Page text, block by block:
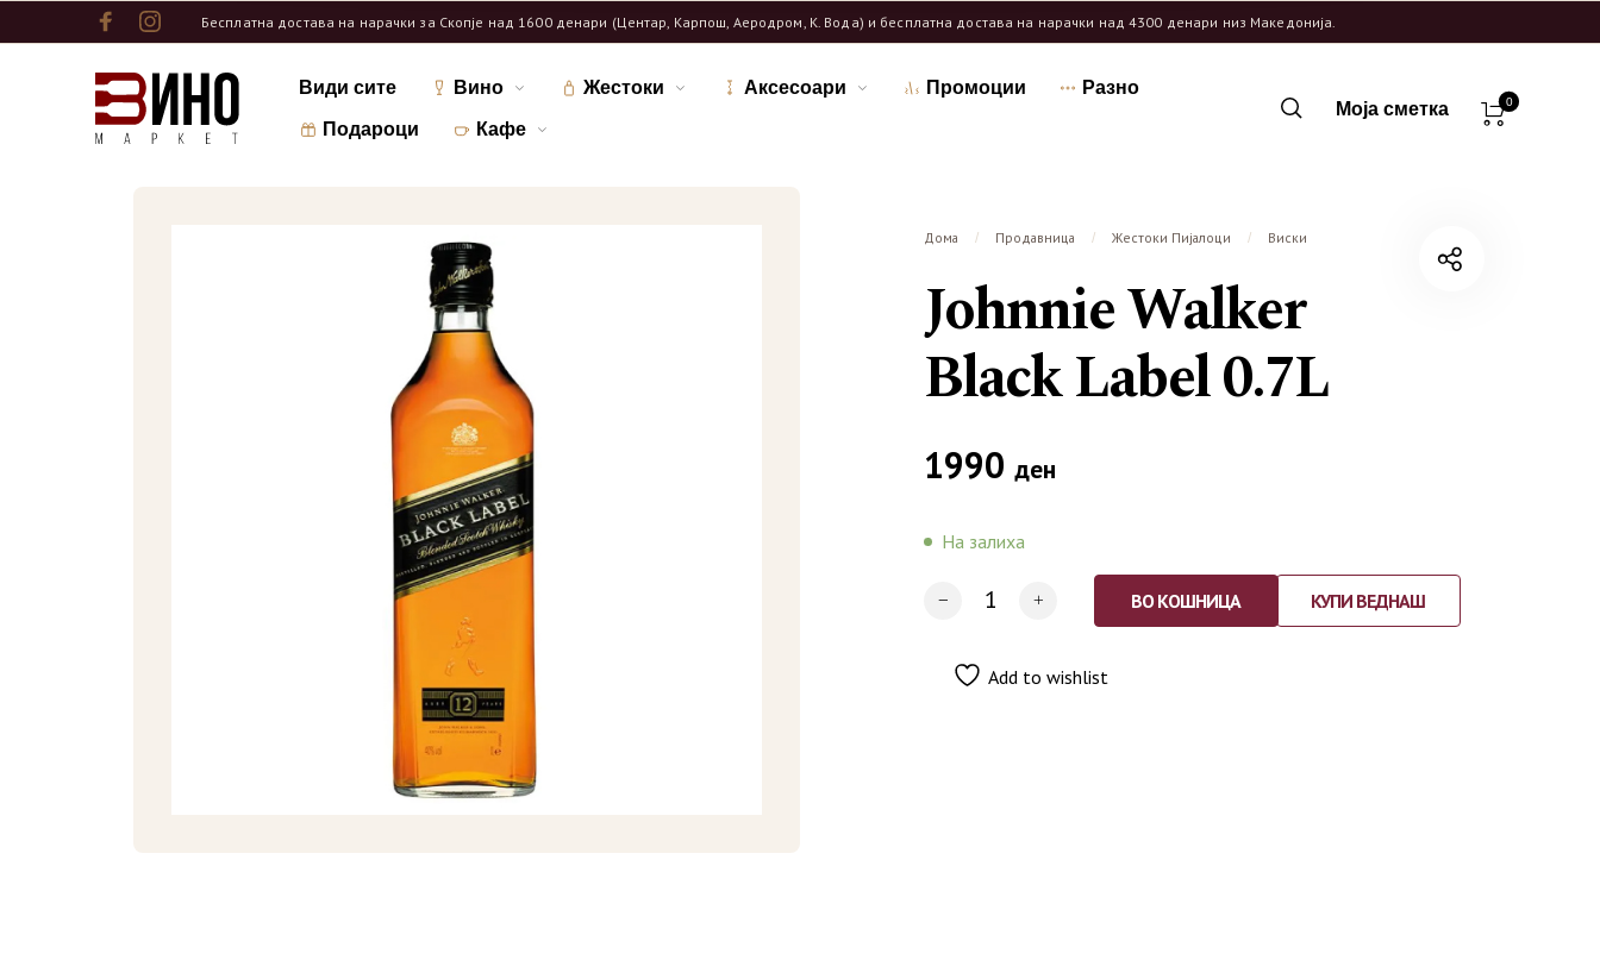
Бесплатна достава на нарачки за Скопје над 1600 денари (Центар, Карпош, Аеродром, К. Вода) и бесплатна достава на нарачки над 4300 денари низ Македонија.
Види сите Вино Жестоки Аксесоари Промоции Разно
Подароци Кафе
Моја сметка 0
Дома / Продавница / Жестоки Пијалоци / Виски
Johnnie Walker
Black Label 0.7L
1990 ден
На залиха
ВО КОШНИЦА КУПИ ВЕДНАШ
Add to wishlist